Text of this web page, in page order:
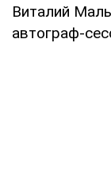
Виталий
автограф-